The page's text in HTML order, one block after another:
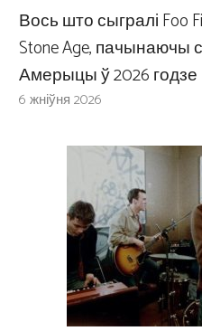
Вось што сыгралі Foo
Stone Age, пачынаючы
Амерыцы ў 2026 годзе
6 жніўня 2026